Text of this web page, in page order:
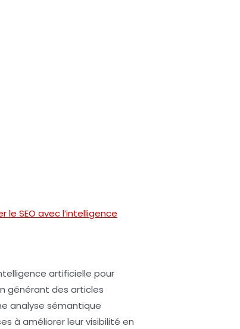
SEO avec l’intelligence
artificielle pour
générant des articles
analyse sémantique
à améliorer leur visibilité en